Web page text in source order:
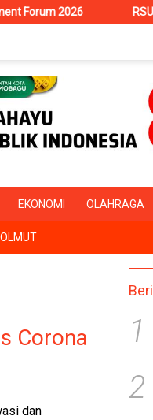
Kotamobagu Terima
EKONOMI OLAHRAGA
Corona
dan
1
2